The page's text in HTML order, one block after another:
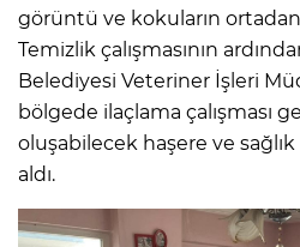
görüntü ve kokuların ortadan
Temizlik çalışmasının
Belediyesi Veteriner İşleri
bölgede ilaçlama çalışması
oluşabilecek haşere ve
aldı.